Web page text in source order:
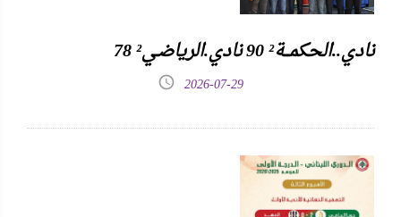
نادي..الحكمـــة² 90 نادي.الرياضـي² 78
2026-07-29